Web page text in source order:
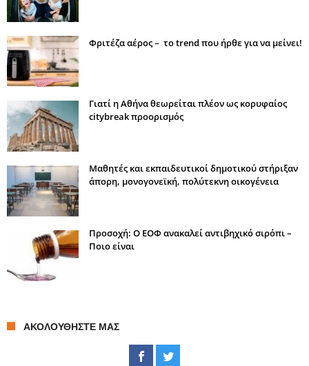
Φριτέζα αέρος – το trend που ήρθε για να μείνει!
Γιατί η Αθήνα θεωρείται πλέον ως κορυφαίος
citybreak προορισμός
Μαθητές και εκπαιδευτικοί δημοτικού στήριξαν
άπορη, μονογονεϊκή, πολύτεκνη οικογένεια
Προσοχή: Ο ΕΟΦ ανακαλεί αντιβηχικό σιρόπι –
Ποιο είναι
ΑΚΟΛΟΥΘΉΣΤΕ ΜΑΣ